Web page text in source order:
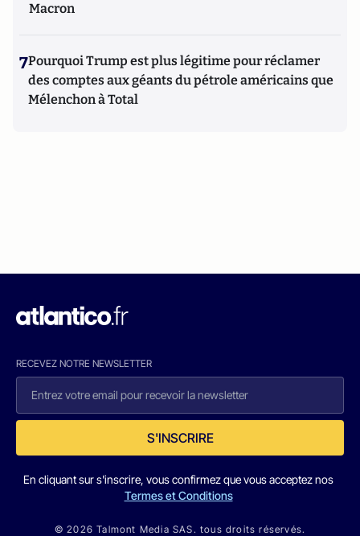
Macron
7Pourquoi Trump est plus légitime pour réclamer
des comptes aux géants du pétrole américains que
Mélenchon à Total
RECEVEZ NOTRE NEWSLETTER
S'INSCRIRE
En cliquant sur s'inscrire, vous confirmez que vous acceptez nos
Termes et Conditions
© 2026 Talmont Media SAS. tous droits réservés.